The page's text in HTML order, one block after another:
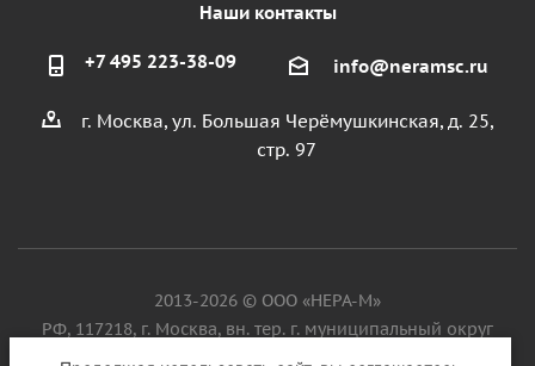
Наши контакты
+7 495 223-38-09 info@neramsc.ru
г. Москва, ул. Большая Черёмушкинская, д. 25,
стр. 97
2013-2026 © ООО «НЕРА-М»
РФ, 117218, г. Москва, вн. тер. г. муниципальный округ
Котловка, ул. Большая Черёмушкинская, д. 25, стр. 97, ИНН